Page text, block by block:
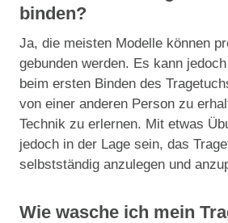
binden?
Ja, die meisten Modelle können
gebunden werden. Es kann
beim ersten Binden des
von einer anderen Person zu
Technik zu erlernen. Mit etwas
jedoch in der Lage sein, das
selbstständig anzulegen und
Wie wasche ich mein